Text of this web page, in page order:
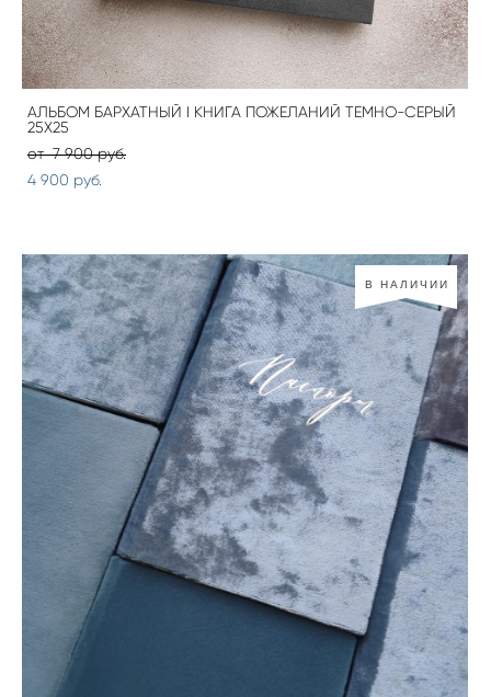
АЛЬБОМ БАРХАТНЫЙ I КНИГА ПОЖЕЛАНИЙ ТЕМНО-СЕРЫЙ
25Х25
от 7 900 pуб.
4 900 pуб.
В НАЛИЧИИ